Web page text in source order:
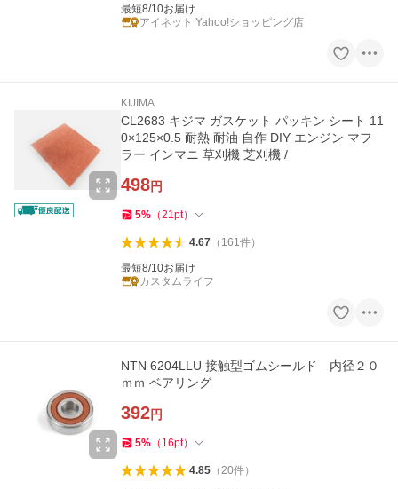
最短8/10お届け
アイネット Yahoo!ショッピング店
KIJIMA
CL2683 キジマ ガスケット パッキン シート 11
0×125×0.5 耐熱 耐油 自作 DIY エンジン マフ
ラー インマニ 草刈機 芝刈機 /
498円
5% （21pt）
4.67（ 161件）
最短8/10お届け
カスタムライフ
NTN 6204LLU 接触型ゴムシールド 内径２０
ｍｍ ベアリング
392円
5% （ 16pt）
4.85（20件）